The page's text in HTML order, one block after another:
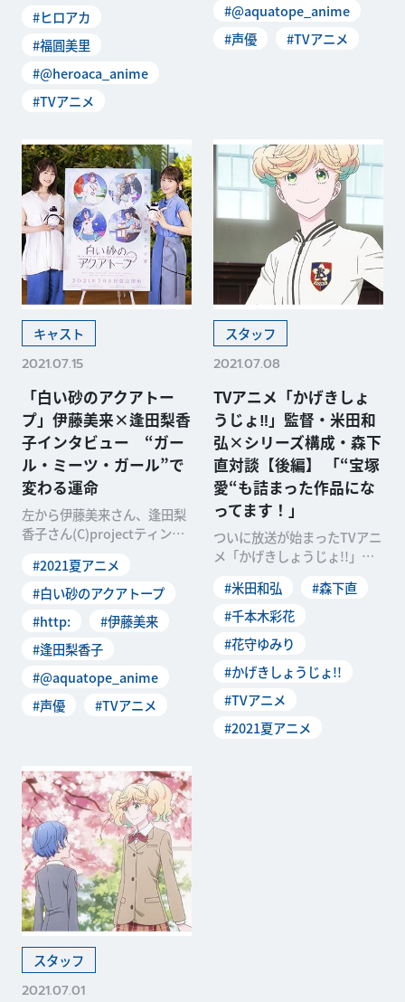
#ヒロアカ
#福圓美里
#@heroaca_anime
#TVアニメ
#@aquatope_anime
#声優
#TVアニメ
キャスト
2021.07.15
「白い砂のアクアトー
プ」伊藤美来×逢田梨香
子インタビュー “ガー
ル・ミーツ・ガール”で
変わる運命
左から伊藤美来さん、逢田梨
香子さん(C)projectティンガ
ける
#2021夏アニメ
#白い砂のアクアトープ
#http:
#伊藤美来
#逢田梨香子
#@aquatope_anime
#声優
#TVアニメ
スタッフ
2021.07.08
TVアニメ「かげきしょ
うじょ‼」監督・米田和
弘×シリーズ構成・森下
直対談【後編】 「“宝塚
愛“も詰まった作品にな
ってます！」
ついに放送が始まったTVアニ
メ「かげきしょうじょ!!」。
ーをめざす少女たち
#米田和弘
#森下直
#千本木彩花
#花守ゆみり
#かげきしょうじょ!!
#TVアニメ
#2021夏アニメ
スタッフ
2021.07.01